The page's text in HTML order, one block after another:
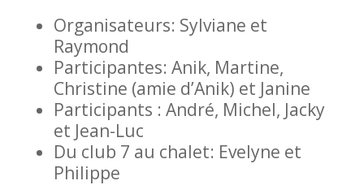
Organisateurs: Sylviane et
Raymond
Participantes: Anik, Martine,
Christine (amie d’Anik) et Janine
Participants : André, Michel, Jacky
et Jean-Luc
Du club 7 au chalet: Evelyne et
Philippe